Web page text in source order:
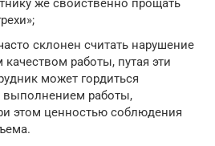
же свойственно прощать
склонен считать нарушение
работы, путая эти
может гордиться
выполнением работы,
этом ценностью соблюдения